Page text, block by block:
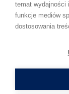
Centrum
prowadzonej
“100-SIO”
6692558068 |
temat wydajności
funkcje mediów
dostosowania